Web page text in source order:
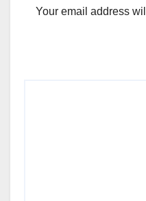
Your email address